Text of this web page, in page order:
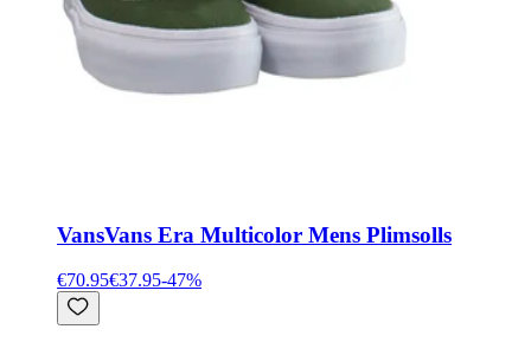
VansVans Era Multicolor Mens Plimsolls
€70.95€37.95-47%